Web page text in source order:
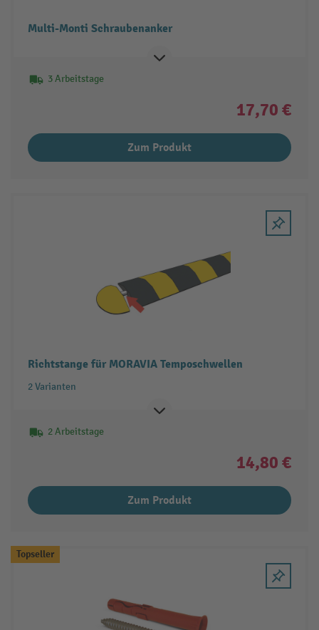
Multi-Monti Schraubenanker
3 Arbeitstage
17,70 €
Zum Produkt
Richtstange für MORAVIA Temposchwellen
2 Varianten
2 Arbeitstage
14,80 €
Zum Produkt
Topseller